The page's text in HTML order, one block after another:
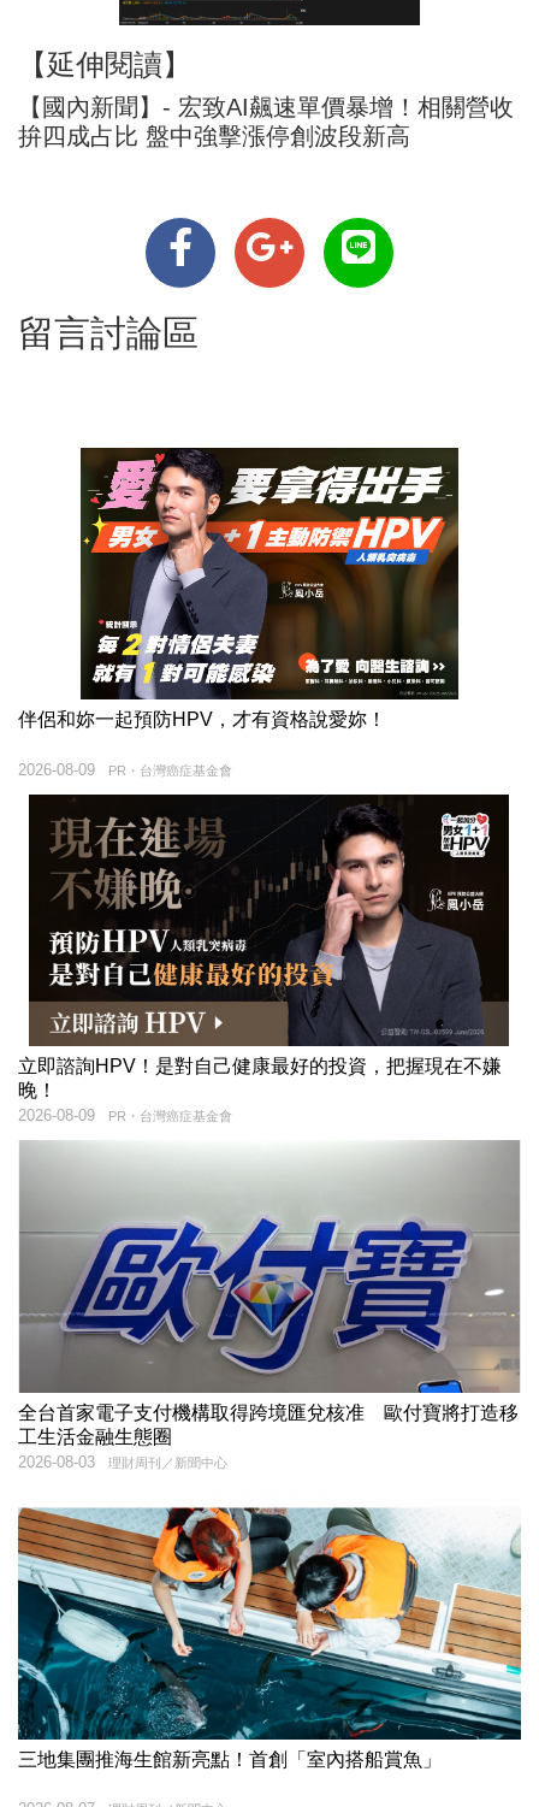
【延伸閱讀】
【國內新聞】- 宏致AI飆速單價暴增！相關營收
拚四成占比 盤中強擊漲停創波段新高
留言討論區
伴侶和妳一起預防HPV，才有資格說愛妳！
PR・台灣癌症基金會
2026-08-09
立即諮詢HPV！是對自己健康最好的投資，把握現在不嫌
晚！
PR・台灣癌症基金會
2026-08-09
全台首家電子支付機構取得跨境匯兌核准 歐付寶將打造移
工生活金融生態圈
理財周刊／新聞中心
2026-08-03
三地集團推海生館新亮點！首創「室內搭船賞魚」